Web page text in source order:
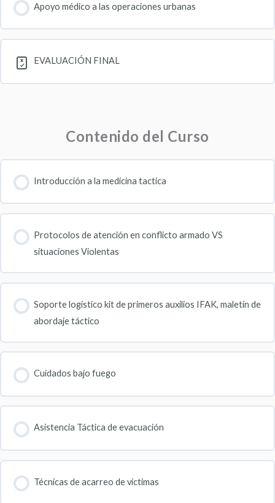
Apoyo médico a las operaciones urbanas
EVALUACIÓN FINAL
Contenido del Curso
Introducción a la medicina tactica
Protocolos de atención en conflicto armado VS
situaciones Violentas
Soporte logístico kit de primeros auxilios IFAK, maletín de
abordaje táctico
Cuidados bajo fuego
Asistencia Táctica de evacuación
Técnicas de acarreo de victimas